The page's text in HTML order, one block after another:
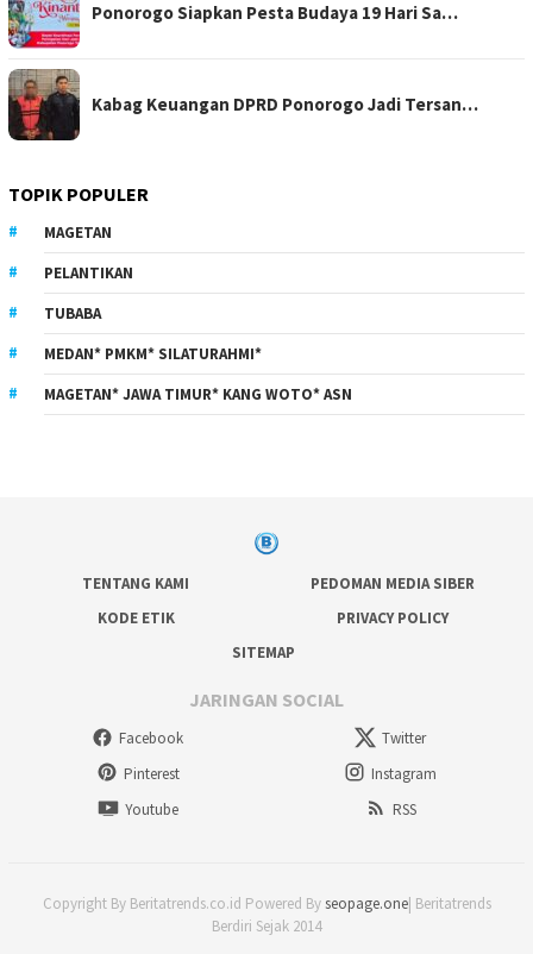
Ponorogo Siapkan Pesta Budaya 19 Hari Sa…
Kabag Keuangan DPRD Ponorogo Jadi Tersan…
TOPIK POPULER
MAGETAN
PELANTIKAN
TUBABA
MEDAN* PMKM* SILATURAHMI*
MAGETAN* JAWA TIMUR* KANG WOTO* ASN
TENTANG KAMI
PEDOMAN MEDIA SIBER
KODE ETIK
PRIVACY POLICY
SITEMAP
JARINGAN SOCIAL
Facebook
Twitter
Pinterest
Instagram
Youtube
RSS
Copyright By Beritatrends.co.id Powered Byseopage.one| Beritatrends
Berdiri Sejak 2014